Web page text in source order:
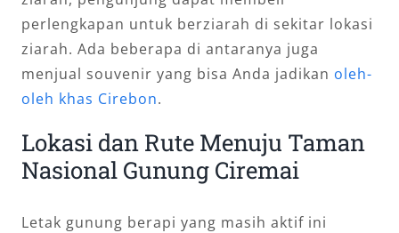
perlengkapan untuk berziarah di sekitar lokasi
ziarah. Ada beberapa di antaranya juga
menjual souvenir yang bisa Anda jadikan oleh-
oleh khas Cirebon.
Lokasi dan Rute Menuju Taman
Nasional Gunung Ciremai
Letak gunung berapi yang masih aktif ini